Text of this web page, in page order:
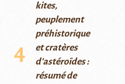
kites,
peuplement
préhistorique
et cratères
d’astéroïdes :
résumé de